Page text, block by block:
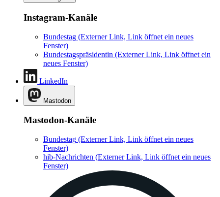
Instagram-Kanäle
Bundestag (Externer Link, Link öffnet ein neues
Fenster)
Bundestagspräsidentin (Externer Link, Link öffnet ein
neues Fenster)
LinkedIn
Mastodon
Mastodon-Kanäle
Bundestag (Externer Link, Link öffnet ein neues
Fenster)
hib-Nachrichten (Externer Link, Link öffnet ein neues
Fenster)